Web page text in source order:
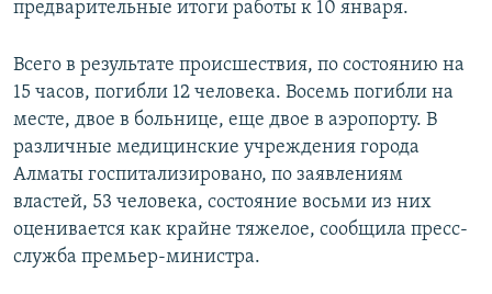
предварительные итоги работы к 10 января.
Всего в результате происшествия, по состоянию на
15 часов, погибли 12 человека. Восемь погибли на
месте, двое в больнице, еще двое в аэропорту. В
различные медицинские учреждения города
Алматы госпитализировано, по заявлениям
властей, 53 человека, состояние восьми из них
оценивается как крайне тяжелое, сообщила пресс-
служба премьер-министра.